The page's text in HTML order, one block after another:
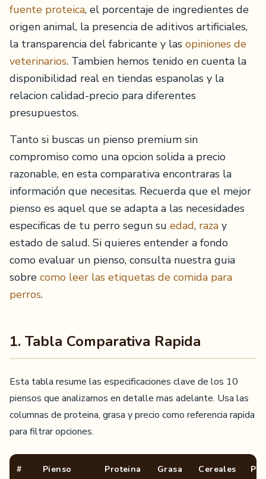
fuente proteica, el porcentaje de ingredientes de
origen animal, la presencia de aditivos artificiales,
la transparencia del fabricante y las opiniones de
veterinarios. Tambien hemos tenido en cuenta la
disponibilidad real en tiendas espanolas y la
relacion calidad-precio para diferentes
presupuestos.
Tanto si buscas un pienso premium sin
compromiso como una opcion solida a precio
razonable, en esta comparativa encontraras la
información que necesitas. Recuerda que el mejor
pienso es aquel que se adapta a las necesidades
especificas de tu perro segun su edad, raza y
estado de salud. Si quieres entender a fondo
como evaluar un pienso, consulta nuestra guia
sobre como leer las etiquetas de comida para
perros.
1. Tabla Comparativa Rapida
Esta tabla resume las especificaciones clave de los 10
piensos que analizamos en detalle mas adelante. Usa las
columnas de proteina, grasa y precio como referencia rapida
para filtrar opciones.
# Pienso Proteina Grasa Cereales